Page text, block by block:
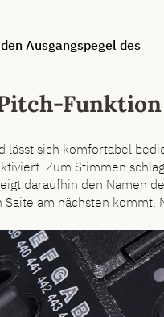
Ausgangspegel des
Funktion
lässt sich komfortabel
Zum Stimmen
daraufhin den Namen
Saite am nächsten kommt.